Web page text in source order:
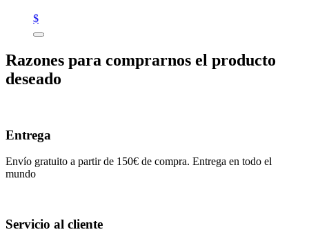
$
Razones para comprarnos el producto
deseado
Entrega
Envío gratuito a partir de 150€ de compra. Entrega en todo el
mundo
Servicio al cliente